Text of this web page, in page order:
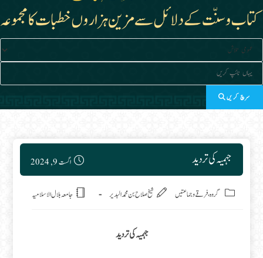
سرچ کریں
جہمیہ کی تردید Post published:
اگست 9, 2024
Post category:
گروہ، فرقے وجماعتیں شىخ صلاح بن محمد البدير جامعہ بلال الاسلامیہ
جہمیہ کی تردید